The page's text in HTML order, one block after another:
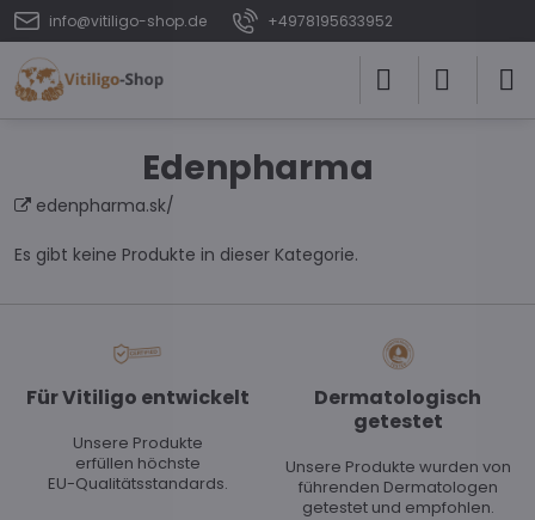
info@vitiligo-shop.de +4978195633952
Edenpharma
edenpharma.sk/
Es gibt keine Produkte in dieser Kategorie.
Für Vitiligo entwickelt
Unsere Produkte
erfüllen höchste
EU-Qualitätsstandards.
Dermatologisch
getestet
Unsere Produkte wurden von
führenden Dermatologen
getestet und empfohlen.